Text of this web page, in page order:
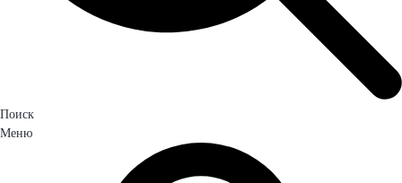
Поиск
Меню